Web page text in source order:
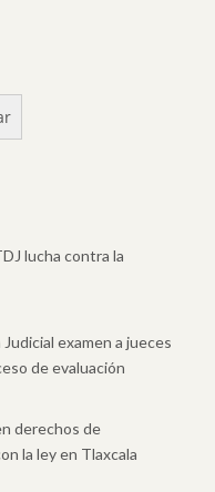
lucha contra la
examen a jueces
de evaluación
derechos de
la ley en Tlaxcala